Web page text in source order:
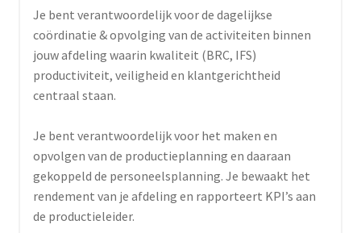
Je bent verantwoordelijk voor de dagelijkse
coördinatie & opvolging van de activiteiten binnen
jouw afdeling waarin kwaliteit (BRC, IFS)
productiviteit, veiligheid en klantgerichtheid
centraal staan.
Je bent verantwoordelijk voor het maken en
opvolgen van de productieplanning en daaraan
gekoppeld de personeelsplanning. Je bewaakt het
rendement van je afdeling en rapporteert KPI’s aan
de productieleider.